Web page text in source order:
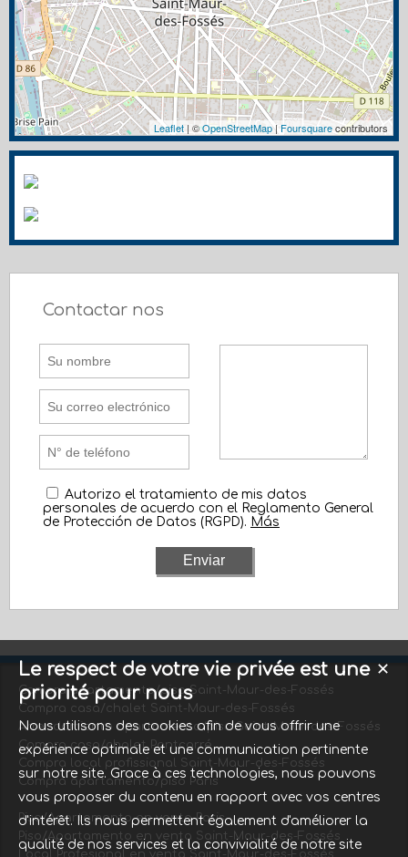
Leaflet | ©OpenStreetMap| Foursquarecontributors
Contactar nos
Autorizo el tratamiento de mis datos
personales de acuerdo con el Reglamento General
de Protección de Datos (RGPD). Más
Compra apartamento/piso Saint-Maur-des-Fossés
Compra casa/chalet Saint-Maur-des-Fossés
Arrendamiento apartamento/piso Saint-Maur-des-Fossés
Compra casa/chalet Pontcarré
Compra local profissional Saint-Maur-des-Fossés
Compra apartamento/piso Paris
Piso/Apartamento en venta Paris
Piso/Apartamento en venta Saint-Maur-des-Fossés
✕
Le respect de votre vie privée est une
priorité pour nous
Nous utilisons des cookies afin de vous offrir une
expérience optimale et une communication pertinente
sur notre site. Grace à ces technologies, nous pouvons
vous proposer du contenu en rapport avec vos centres
d'intérêt. Ils nous permettent également d'améliorer la
qualité de nos services et la convivialité de notre site